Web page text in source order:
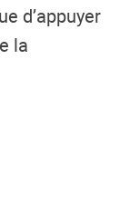
d’appuyer
la